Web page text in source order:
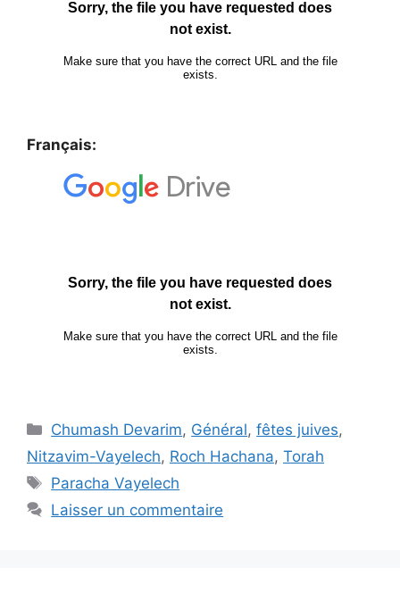
Français:
Chumash Devarim, Général,fêtes juives,
Nitzavim-Vayelech, Roch Hachana, Torah
Paracha Vayelech
Laisser un commentaire